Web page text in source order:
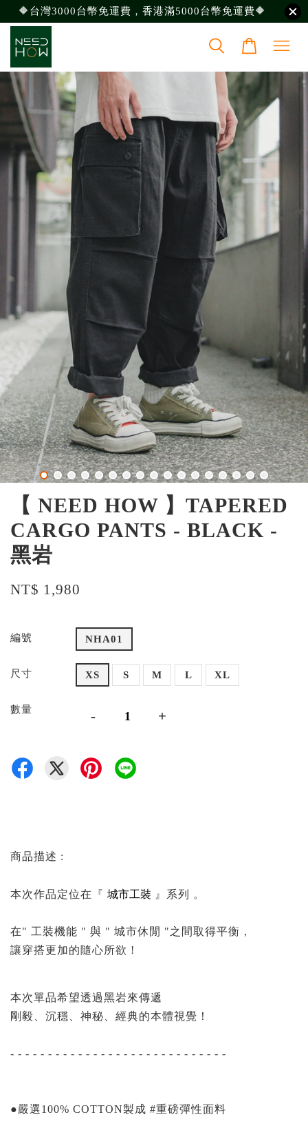
🔶台灣3000台幣免運費，香港滿5000台幣免運費🔶
【 NEED HOW 】TAPERED
CARGO PANTS - BLACK -
黑岩
NT$ 1,980
編號 NHA01
尺寸 XS S M L XL
數量 - +
商品描述 :
本次作品定位在『 城市工裝 』系列 。
在" 工裝機能 " 與 " 城市休閒 "之間取得平衡，
讓穿搭更加的隨心所欲 !
本次單品希望透過黑岩來傳遞
剛毅、沉穩、神秘、經典的本體視覺！
- - - - - - - - - - - - - - - - - - - - - - - - - - - - -
●嚴選100% COTTON製成 #重磅彈性面料